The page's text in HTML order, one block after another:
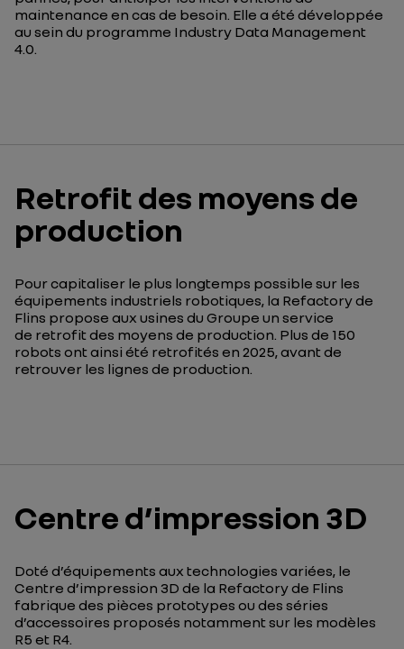
maintenance en cas de besoin. Elle a été développée
au sein du programme Industry Data Management
4.0.
Retrofit des moyens de
production
Pour capitaliser le plus longtemps possible sur les
équipements industriels robotiques, la Refactory de
Flins propose aux usines du Groupe un service
de retrofit des moyens de production. Plus de 150
robots ont ainsi été retrofités en 2025, avant de
retrouver les lignes de production.
Centre d’impression 3D
Doté d’équipements aux technologies variées, le
Centre d’impression 3D de la Refactoryde Flins
fabrique des pièces prototypes ou des séries
d’accessoires proposés notamment sur les modèles
R5 et R4.